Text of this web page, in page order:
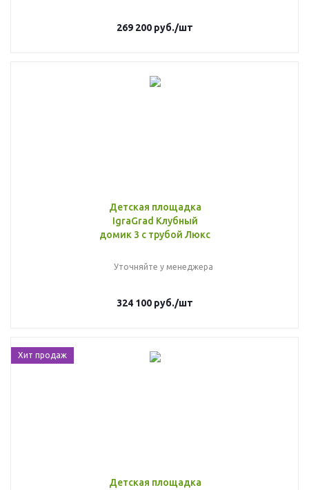
269 200 руб./шт
Детская площадка
IgraGrad Клубный
домик 3 с трубой Люкс
Уточняйте у менеджера
324 100 руб./шт
Хит продаж
Детская площадка